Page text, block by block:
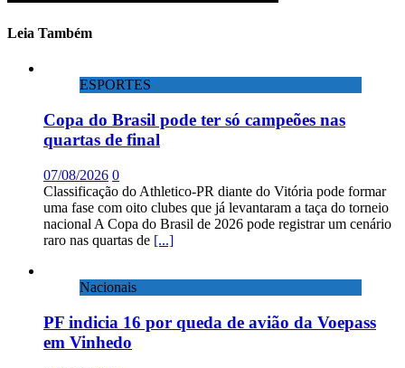
Leia Também
ESPORTES
Copa do Brasil pode ter só campeões nas
quartas de final
07/08/2026 0
Classificação do Athletico-PR diante do Vitória pode formar
uma fase com oito clubes que já levantaram a taça do torneio
nacional A Copa do Brasil de 2026 pode registrar um cenário
raro nas quartas de [...]
Nacionais
PF indicia 16 por queda de avião da Voepass
em Vinhedo